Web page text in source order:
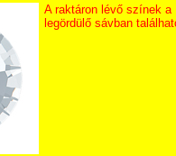
A raktáron lévő színek a
legördülő sávban